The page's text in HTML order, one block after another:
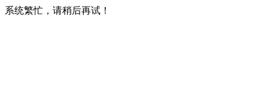
系统繁忙，请稍后再试！